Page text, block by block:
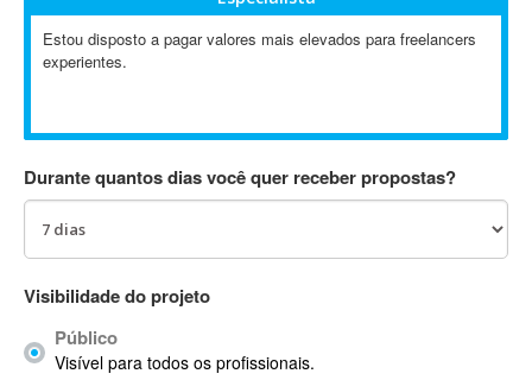
Ableton Push
Abstract
AC3
ACID Pro
ACPI
Acrobat
Estou disposto a pagar valores mais elevados para freelancers
experientes.
Durante quantos dias você quer receber propostas?
Visibilidade do projeto
Público
Visível para todos os profissionais.